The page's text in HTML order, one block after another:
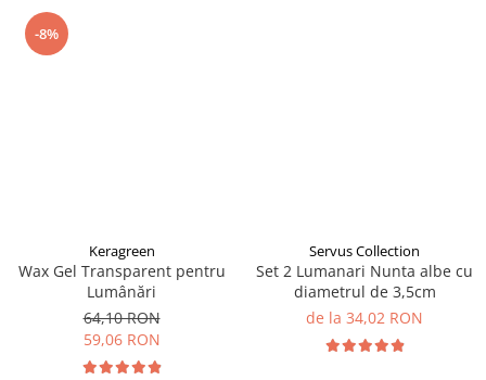
-8%
Keragreen
Wax Gel Transparent pentru
Lumânări
64,10 RON
59,06 RON
Servus Collection
Set 2 Lumanari Nunta albe cu
diametrul de 3,5cm
de la 34,02 RON